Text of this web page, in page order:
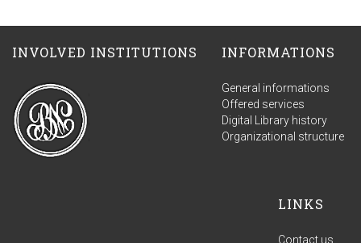
INVOLVED INSTITUTIONS INFORMATIONS
General informations
Offered services
Digital Library history
Organizational structure
LINKS
Contact us